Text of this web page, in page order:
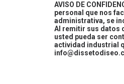
AVISO DE
personal que nos
administrativa, se
Al remitir sus datos
usted pueda ser
actividad industrial